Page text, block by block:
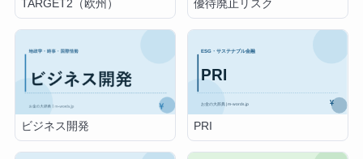
TARGET2（欧州） 優待廃止リスク
ビジネス開発 PRI